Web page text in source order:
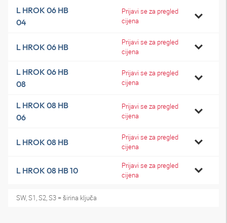
L HROK 06 HB
04
Prijavi se za pregled
cijena
L HROK 06 HB
Prijavi se za pregled
cijena
L HROK 06 HB
08
Prijavi se za pregled
cijena
L HROK 08 HB
06
Prijavi se za pregled
cijena
L HROK 08 HB
Prijavi se za pregled
cijena
L HROK 08 HB 10
Prijavi se za pregled
cijena
SW, S1, S2, S3 = širina ključa